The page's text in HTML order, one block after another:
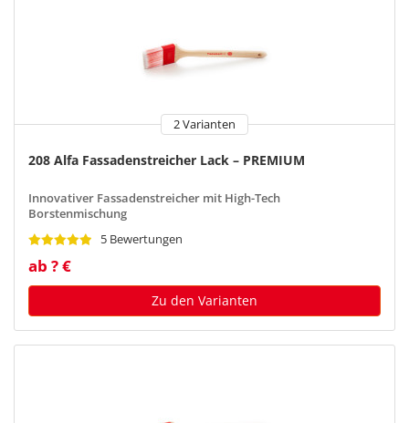
2 Varianten
208 Alfa Fassadenstreicher Lack – PREMIUM
Innovativer Fassadenstreicher mit High-Tech
Borstenmischung
5 Bewertungen
ab ? €
Zu den Varianten